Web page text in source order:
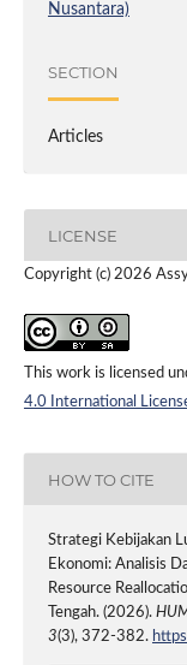
Nusantara)
SECTION
Articles
LICENSE
Copyright (c) 2026
This work is licensed
4.0 International
HOW TO CITE
Strategi Kebijakan
Ekonomi: Analisis
Resource
Tengah. (2026).
3(3), 372-382.